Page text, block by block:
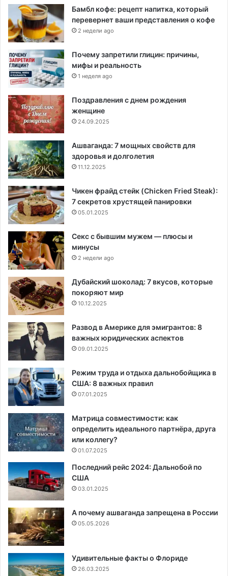
Бамбл кофе: рецепт напитка, который
перевернет ваши представления о кофе
2 недели ago
Почему запретили глицин: причины,
мифы и реальность
1 неделя ago
Поздравления с днем рождения
женщине
24.09.2025
Ашваганда: 7 мощных свойств для
здоровья и долголетия
11.12.2025
Чикен фрайд стейк (Chicken Fried Steak):
7 секретов хрустящей панировки
05.01.2025
Секс с бывшим мужем — плюсы и
минусы
2 недели ago
Дубайский шоколад: 7 вкусов, которые
покоряют мир
10.12.2025
Развод в Америке для эмигрантов: 8
важных юридических аспектов
09.01.2025
Режим труда и отдыха дальнобойщика в
США: 8 важных правил
07.01.2025
Матрица совместимости: как
определить идеального партнёра, друга
или коллегу?
01.07.2025
Последний рейс 2024: Дальнобой по
США
03.01.2025
А почему ашваганда запрещена в России
05.05.2026
Удивительные факты о Флориде
26.03.2025